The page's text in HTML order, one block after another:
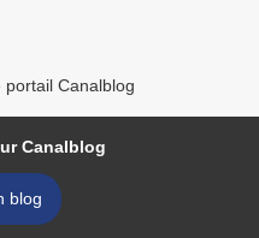
Canalblog
Canalblog
blog